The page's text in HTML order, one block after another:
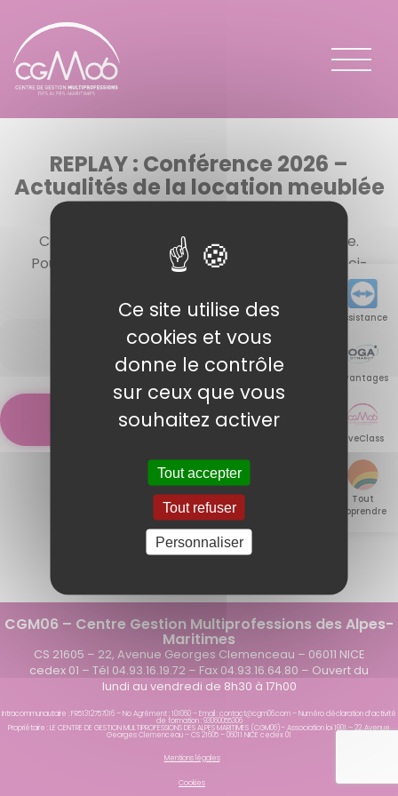
Assistance
Avantages
LiveClass
Tout
apprendre
REPLAY : Conférence 2026 –
Actualités de la location meublée
Ce contenu est protégé par un mot de passe.
Pour le voir, veuillez saisir votre mot de passe ci-
Mot de passe :
CGM06 – Centre Gestion Multiprofessions des Alpes-
Maritimes
CS 21605 – 22, Avenue Georges Clemenceau – 06011 NICE
cedex 01 – Tél 04.93.16.19.72 – Fax 04.93.16.64.80 – Ouvert du
lundi au vendredi de 8h30 à 17h00
Intracommunautaire : FR51312757016 – No Agrément : 101060 – Email : contact@cgm06.com – Numéro déclaration d’activité
de formation : 93060055306
Propriétaire : LE CENTRE DE GESTION MULTIPROFESSIONS DES ALPES MARITIMES (CGM06)– Association loi 1901 – 22, Avenue
Georges Clemenceau – CS 21605 – 06011 NICE cedex 01
Mentions légales
Cookies
Ce site utilise des
cookies et vous
donne le contrôle
sur ceux que vous
souhaitez activer
Tout accepter
Tout refuser
Personnaliser